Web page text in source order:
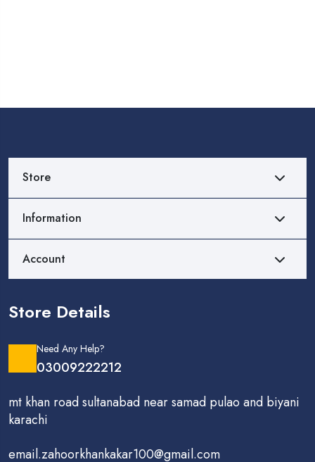
Store
Information
Account
Store Details
Need Any Help?
03009222212
mt khan road sultanabad near samad pulao and biyani
karachi
email.zahoorkhankakar100@gmail.com